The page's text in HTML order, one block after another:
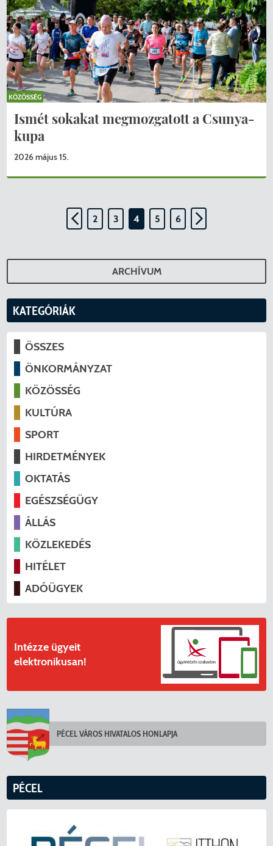
Ismét sokakat megmozgatott a Csunya-
kupa
2026 május 15.
KÖZÖSSÉG
2 3 4 5 6
ARCHÍVUM
KATEGÓRIÁK
ÖSSZES
ÖNKORMÁNYZAT
KÖZÖSSÉG
KULTÚRA
SPORT
HIRDETMÉNYEK
OKTATÁS
EGÉSZSÉGÜGY
ÁLLÁS
KÖZLEKEDÉS
HITÉLET
ADÓÜGYEK
Intézze ügyeit
elektronikusan!
PÉCEL VÁROS HIVATALOS HONLAPJA
PÉCEL